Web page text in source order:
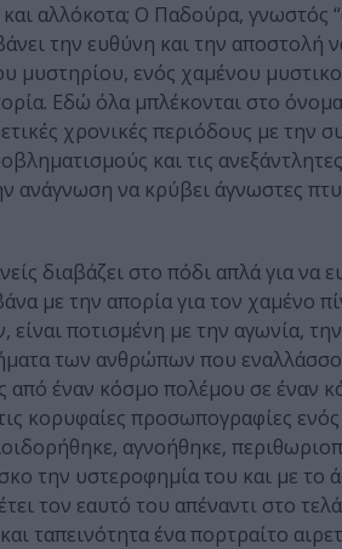
αλλόκοτα; Ο Παδούρα, γνωστός
την ευθύνη και την αποστολή
μυστηρίου, ενός χαμένου
Εδώ όλα μπλέκονται στο
χρονικές περιόδους με την
και τις
ανάγνωση να κρύβει άγνωστες
διαβάζει στο πόδι απλά για να
με την απορία για τον χαμένο
ποτισμένη με την αγωνία,
των ανθρώπων που
από έναν κόσμο πολέμου σε έναν
κορυφαίες προσωπογραφίες
αγνοήθηκε,
την υστεροφημία του και με το
τον εαυτό του απέναντι στο
ταπεινότητα ένα πορτραίτο